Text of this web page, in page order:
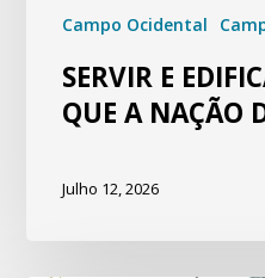
Campo Ocidental
SERVIR E
QUE A NAÇÃO
Julho 12, 2026